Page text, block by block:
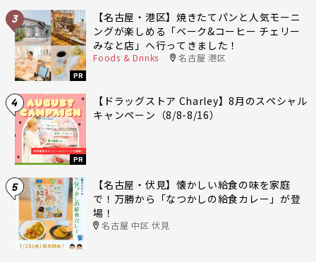
3
PR
【名古屋・港区】焼きたてパンと人気モーニ
ングが楽しめる「ベーク&コーヒー チェリー
みなと店」へ行ってきました！
Foods & Drinks 名古屋 港区
4
PR
【ドラッグストア Charley】8月のスペシャル
キャンペーン（8/8-8/16）
5
【名古屋・伏見】懐かしい給食の味を家庭
で！万勝から「なつかしの給食カレー」が登
場！
名古屋 中区 伏見